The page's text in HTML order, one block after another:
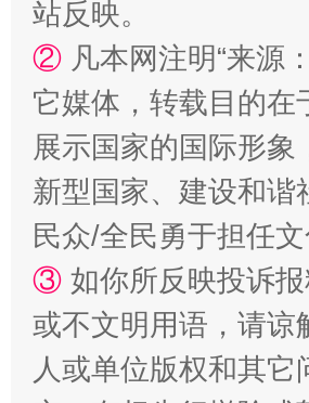
站反映。
② 凡本网注明“来源
它媒体，转载目的
展示国家的国际形
新型国家、建设和
民众/全民勇于担任
③ 如你所反映投诉
或不文明用语，请谅
人或单位版权和其它